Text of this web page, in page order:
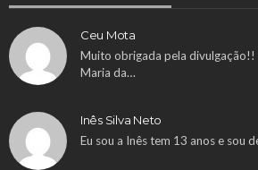
Ceu Mota
Muito obrigada pela divulgação!!
Maria da…
Inês Silva Neto
Eu sou a Inês tem 13 anos e sou